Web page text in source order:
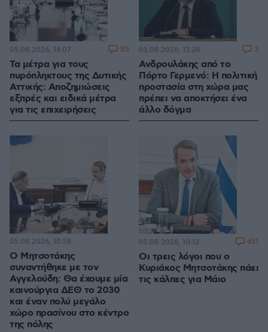
Τα μέτρα για τους
πυρόπληκτους της Δυτικής
Αττικής: Αποζημιώσεις
εξπρές και ειδικά μέτρα
για τις επιχειρήσεις
05.08.2026, 14:07 85
Ανδρουλάκης από το
Πόρτο Γερμενό: Η πολιτική
προστασία στη χώρα μας
πρέπει να αποκτήσει ένα
άλλο δόγμα
05.08.2026, 13:28 3
Ο Μητσοτάκης
συναντήθηκε με τον
Αγγελούδη: Θα έχουμε μία
καινούργια ΔΕΘ το 2030
και έναν πολύ μεγάλο
χώρο πρασίνου στο κέντρο
της πόλης
05.08.2026, 10:58
Οι τρεις λόγοι που ο
Κυριάκος Μητσοτάκης πάει
τις κάλπες για Μάιο
05.08.2026, 10:13 451